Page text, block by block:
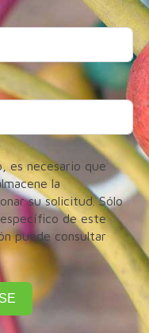
es necesario que
la
su solicitud. Sólo
de este
puede consultar